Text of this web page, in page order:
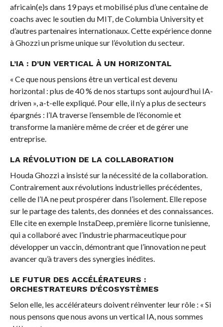
africain(e)s dans 19 pays et mobilisé plus d’une centaine de
coachs avec le soutien du MIT, de Columbia University et
d’autres partenaires internationaux. Cette expérience donne
à Ghozzi un prisme unique sur l’évolution du secteur.
L’IA : D’UN VERTICAL À UN HORIZONTAL
« Ce que nous pensions être un vertical est devenu
horizontal : plus de 40 % de nos startups sont aujourd’hui IA-
driven », a-t-elle expliqué. Pour elle, il n’y a plus de secteurs
épargnés : l’IA traverse l’ensemble de l’économie et
transforme la manière même de créer et de gérer une
entreprise.
LA RÉVOLUTION DE LA COLLABORATION
Houda Ghozzi a insisté sur la nécessité de la collaboration.
Contrairement aux révolutions industrielles précédentes,
celle de l’IA ne peut prospérer dans l’isolement. Elle repose
sur le partage des talents, des données et des connaissances.
Elle cite en exemple InstaDeep, première licorne tunisienne,
qui a collaboré avec l’industrie pharmaceutique pour
développer un vaccin, démontrant que l’innovation ne peut
avancer qu’à travers des synergies inédites.
LE FUTUR DES ACCÉLÉRATEURS :
ORCHESTRATEURS D’ÉCOSYSTÈMES
Selon elle, les accélérateurs doivent réinventer leur rôle : « Si
nous pensons que nous avons un vertical IA, nous sommes